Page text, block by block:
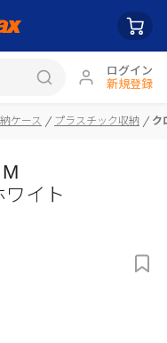
ログイン
新規登録
ケース プラスチック収納 ク
イト